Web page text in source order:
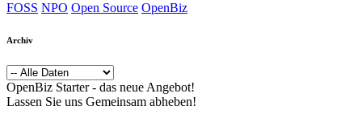
FOSS NPO Open Source OpenBiz
Archiv
OpenBiz Starter - das neue Angebot!
Lassen Sie uns Gemeinsam abheben!